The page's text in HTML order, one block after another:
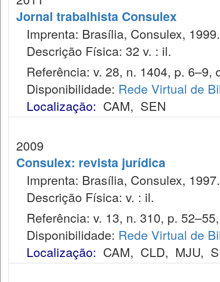
Jornal trabalhista Consulex
Imprenta: Brasília, Consulex, 1999.
Descrição Física: 32 v. : il.
Referência: v. 28, n. 1404, p. 6–9,
Disponibilidade: Rede Virtual de
Localização: CAM, SEN
2009
Consulex: revista jurídica
Imprenta: Brasília, Consulex, 1997.
Descrição Física: v. : il.
Referência: v. 13, n. 310, p.
Disponibilidade: Rede Virtual de
Localização: CAM, CLD, MJU,